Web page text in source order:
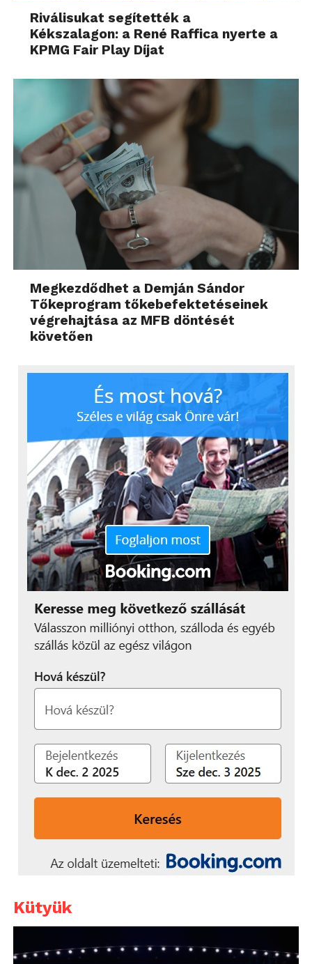
Riválisukat segítették a
Kékszalagon: a René Raffica nyerte a
KPMG Fair Play Díjat
Megkezdődhet a Demján Sándor
Tőkeprogram tőkebefektetéseinek
végrehajtása az MFB döntését
követően
Kütyük